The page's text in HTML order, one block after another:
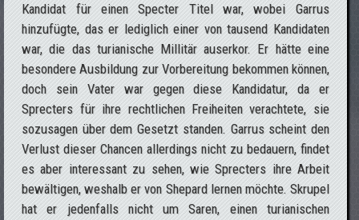
Kandidat für einen Specter Titel war, wobei Garrus
hinzufügte, das er lediglich einer von tausend Kandidaten
war, die das turianische Millitär auserkor. Er hätte eine
besondere Ausbildung zur Vorbereitung bekommen können,
doch sein Vater war gegen diese Kandidatur, da er
Sprecters für ihre rechtlichen Freiheiten verachtete, sie
sozusagen über dem Gesetzt standen. Garrus scheint den
Verlust dieser Chancen allerdings nicht zu bedauern, findet
es aber interessant zu sehen, wie Sprecters ihre Arbeit
bewältigen, weshalb er von Shepard lernen möchte. Skrupel
hat er jedenfalls nicht um Saren, einen turianischen